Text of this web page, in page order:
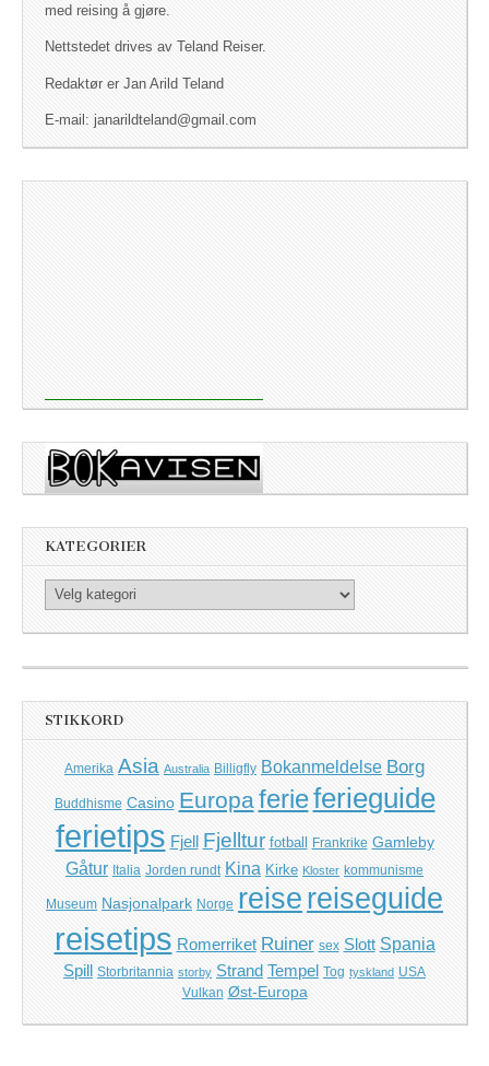
med reising å gjøre.
Nettstedet drives av Teland Reiser.
Redaktør er Jan Arild Teland
E-mail: janarildteland@gmail.com
KATEGORIER
Kategorier
STIKKORD
Amerika Asia Australia Billigfly Bokanmeldelse Borg
Buddhisme Casino Europaferieferieguide
ferietips Fjell Fjelltur fotball Frankrike Gamleby
Gåtur Italia Jorden rundt Kina Kirke Kloster kommunisme
Museum Nasjonalpark Norge reise reiseguide
reisetips Romerriket Ruiner sex Slott Spania
Spill Storbritannia storby Strand Tempel Tog tyskland USA
Vulkan Øst-Europa